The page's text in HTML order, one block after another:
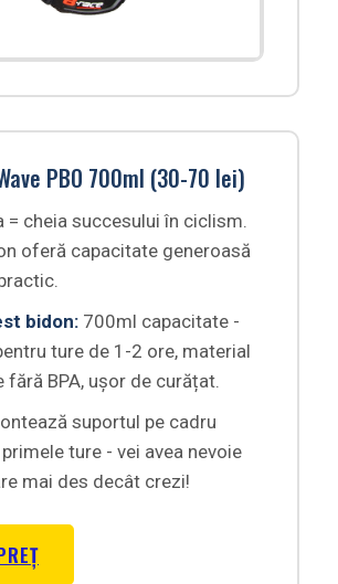
PBO 700ml (30-70 lei)
= cheia succesului în ciclism.
oferă capacitate generoasă
bidon: 700ml capacitate -
ture de 1-2 ore, material
fără BPA, ușor de curățat.
suportul pe cadru
ture - vei avea nevoie
mai des decât crezi!